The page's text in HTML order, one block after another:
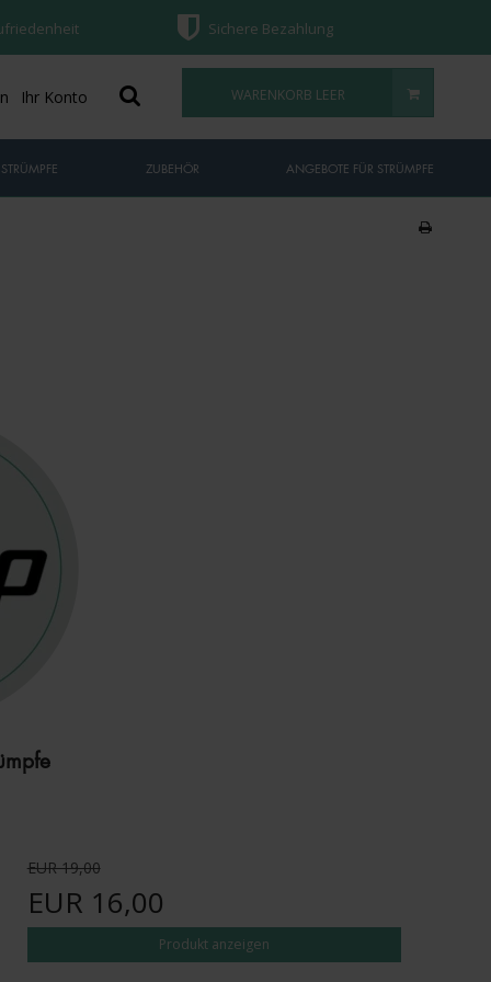
Sichere Bezahlung
WARENKORB LEER
Ihr Konto
ZUBEHÖR ANGEBOTE FÜR STRÜMPFE
EUR 19,00
EUR 16,00
Produkt anzeigen